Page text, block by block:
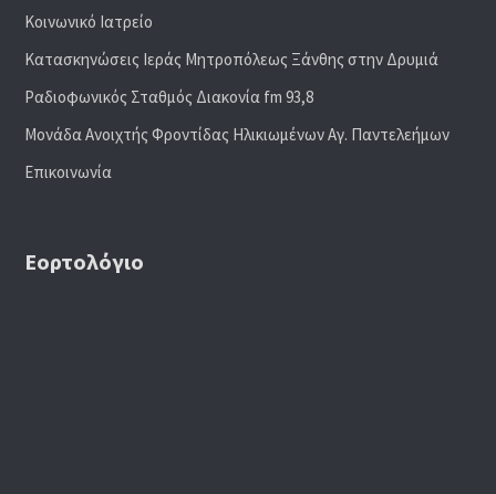
Κοινωνικό Ιατρείο
Κατασκηνώσεις Ιεράς Μητροπόλεως Ξάνθης στην Δρυμιά
Ραδιoφωνικός Σταθμός Διακονία fm 93,8
Μονάδα Ανοιχτής Φροντίδας Ηλικιωμένων Αγ. Παντελεήμων
Επικοινωνία
Εορτολόγιο